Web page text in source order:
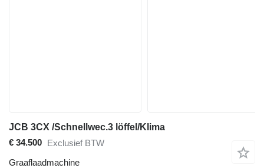
JCB 3CX /Schnellwec.3 löffel/Klima
€ 34.500 Exclusief BTW
Graaflaadmachine